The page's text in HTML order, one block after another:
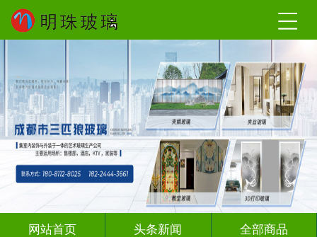
网站首页 头条新闻 全部商品